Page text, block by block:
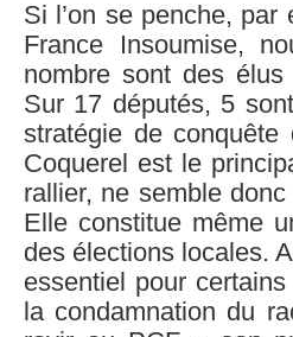
Si l’on se penche,
France Insoumise,
nombre sont des
Sur 17 députés, 5
stratégie de
Coquerel est le
rallier, ne semble
Elle constitue même
des élections locales.
essentiel pour
la condamnation du